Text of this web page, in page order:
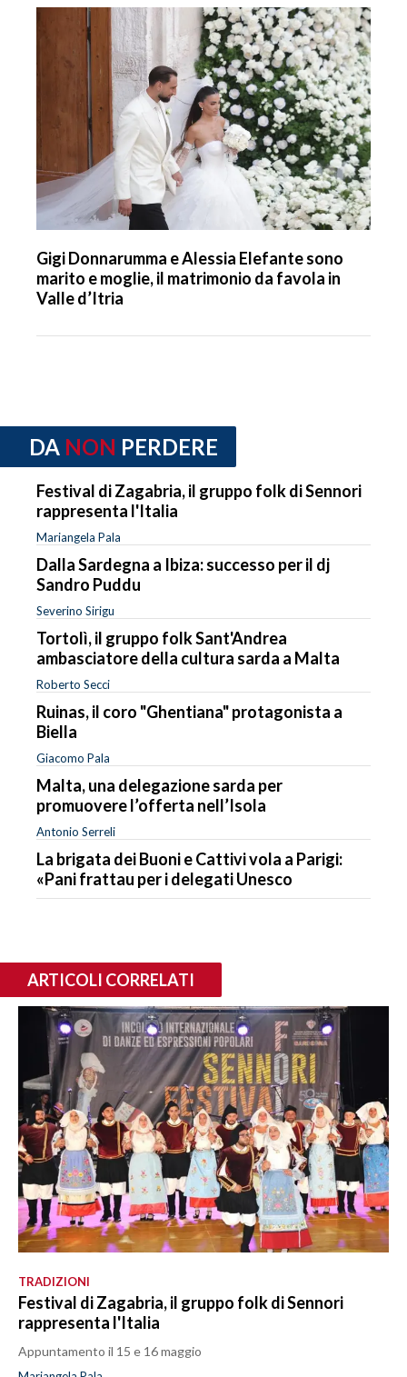
Gigi Donnarumma e Alessia Elefante sono
marito e moglie, il matrimonio da favola in
Valle d’Itria
DA NON PERDERE
Festival di Zagabria, il gruppo folk di Sennori
rappresenta l'Italia
Mariangela Pala
Dalla Sardegna a Ibiza: successo per il dj
Sandro Puddu
Severino Sirigu
Tortolì, il gruppo folk Sant'Andrea
ambasciatore della cultura sarda a Malta
Roberto Secci
Ruinas, il coro "Ghentiana" protagonista a
Biella
Giacomo Pala
Malta, una delegazione sarda per
promuovere l’offerta nell’Isola
Antonio Serreli
La brigata dei Buoni e Cattivi vola a Parigi:
«Pani frattau per i delegati Unesco
ARTICOLI CORRELATI
TRADIZIONI
Festival di Zagabria, il gruppo folk di Sennori
rappresenta l'Italia
Appuntamento il 15 e 16 maggio